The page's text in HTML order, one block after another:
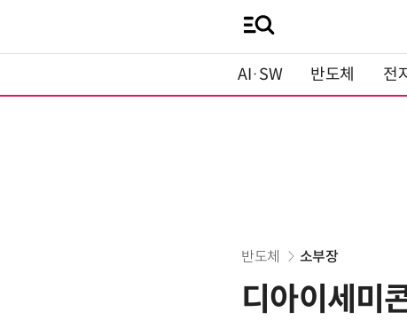
AI·SW 반도체 전
반도체 소부장
디아이세미